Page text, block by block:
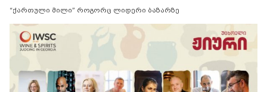
“ქართული მილი” როგორც ლიდერი ბაზარზე